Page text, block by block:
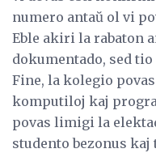
numero antaŭ ol vi
Eble akiri la rabaton
dokumentado, sed
Fine, la kolegio
komputiloj kaj
povas limigi la
studento bezonus